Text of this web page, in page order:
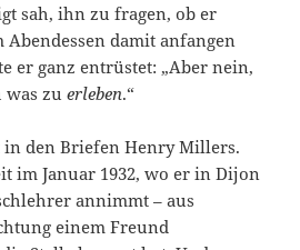
sah, ihn zu fragen, ob er
damit anfangen
er ganz entrüstet: „Aber nein,
was zuerleben.“
in den Briefen Henry Millers.
im Januar 1932, wo er in Dijon
annimmt – aus
einem Freund